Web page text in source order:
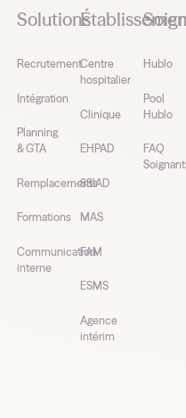
Solutions
Recrutement
Intégration
Planning
& GTA
Remplacements
Formations
Communication
interne
Centre
hospitalier
Clinique
EHPAD
SSIAD
MAS
FAM
ESMS
Agence
intérim
Hublo
Pool
Hublo
FAQ